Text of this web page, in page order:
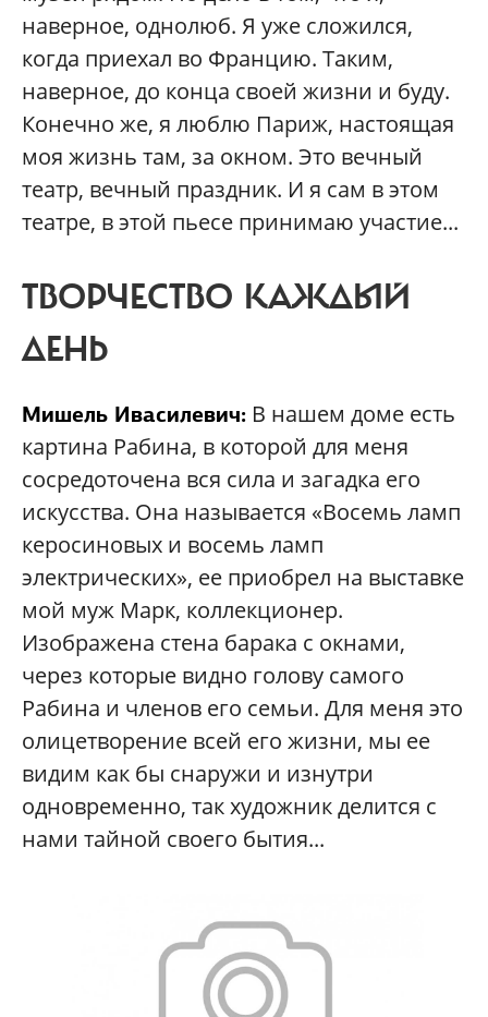
наверное, однолюб. Я уже сложился,
когда приехал во Францию. Таким,
наверное, до конца своей жизни и буду.
Конечно же, я люблю Париж, настоящая
моя жизнь там, за окном. Это вечный
театр, вечный праздник. И я сам в этом
театре, в этой пьесе принимаю участие...
ТВОРЧЕСТВО КАЖДЫЙ
ДЕНЬ
Мишель Ивасилевич: В нашем доме есть
картина Рабина, в которой для меня
сосредоточена вся сила и загадка его
искусства. Она называется «Восемь ламп
керосиновых и восемь ламп
электрических», ее приобрел на выставке
мой муж Марк, коллекционер.
Изображена стена барака с окнами,
через которые видно голову самого
Рабина и членов его семьи. Для меня это
олицетворение всей его жизни, мы ее
видим как бы снаружи и изнутри
одновременно, так художник делится с
нами тайной своего бытия...